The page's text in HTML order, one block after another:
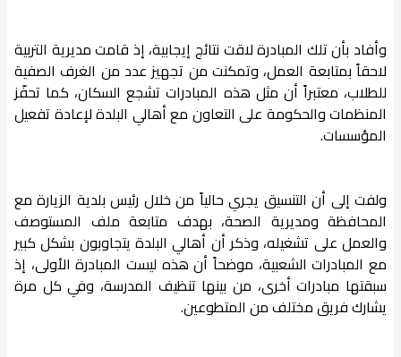
وأفاد بأن تلك المبادرة لاقت نتائج إيجابية، إذ قامت مديرية التربية
لاحقاً بمتابعة العمل، وتمكنت من تجهيز عدد من الغرف الصفية
للطلاب، معتبراً أن مثل هذه المبادرات تشجع السكان، كما تحفّز
المنظمات والحكومة على التعاون مع أهالي البلدة لإعادة تفعيل
المؤسسات.
ولفت إلى أن التنسيق يجري حالياً من خلال رئيس بلدية الزيارة مع
المحافظة ومديرية الصحة، بهدف متابعة ملف المستوصف
والعمل على تشغيله، وذكر أن أهالي البلدة يتجاوبون بشكل كبير
مع المبادرات الشعبية، موضحاً أن هذه ليست المبادرة الأولى، إذ
سبقتها مبادرات أخرى، من بينها تنظيف المدرسة، وفي كل مرة
يشارك فريق مختلف من المتطوعين.